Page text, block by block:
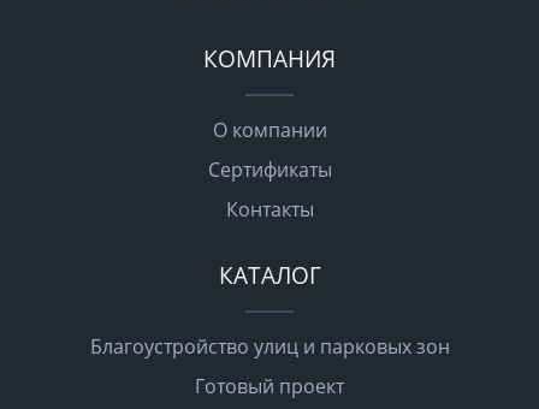
КОМПАНИЯ
О компании
Сертификаты
Контакты
КАТАЛОГ
Благоустройство улиц и парковых зон
Готовый проект